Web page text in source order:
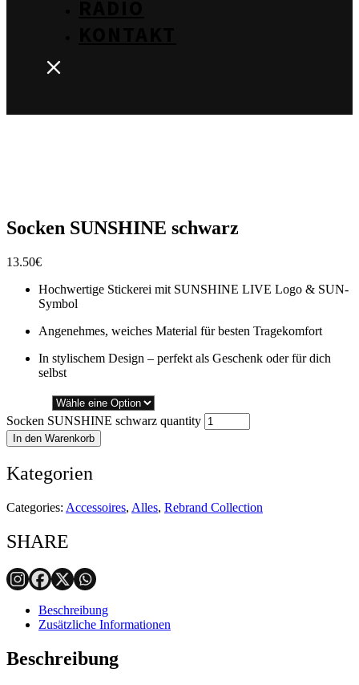
Socken SUNSHINE schwarz
13.50€
Hochwertige Stickerei mit SUNSHINE LIVE Logo & SUN-
Symbol
Angenehmes, weiches Material für besten Tragekomfort
In stylischem Design – perfekt als Geschenk oder für dich
selbst
Socken SUNSHINE schwarz quantity
In den Warenkorb
Kategorien
Categories: Accessoires, Alles, Rebrand Collection
SHARE
Beschreibung
Zusätzliche Informationen
Beschreibung